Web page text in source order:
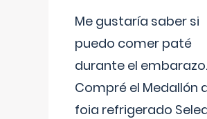
Me gustaría saber si
puedo comer paté
durante el embarazo.
Compré el Medallón
foia refrigerado